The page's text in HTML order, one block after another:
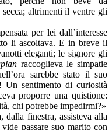
secca; altrimenti il ventre gli
per lei dall’interesse
li ascoltava. E in breve il
eleganti; le signore gli
raccoglieva le simpatie
sarebbe stato il suo
Un sentimento di curiosità
proporre una quistione:
chi potrebbe impedirmi?»
finestra, assisteva alla
passare suo marito con